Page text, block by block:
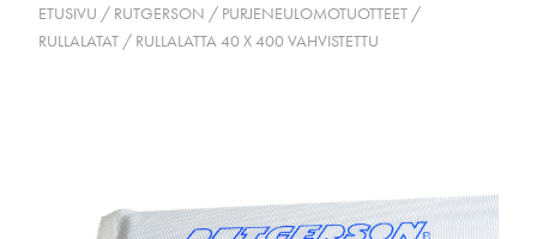
ETUSIVU / RUTGERSON / PURJENEULOMOTUOTTEET /
RULLALATAT / RULLALATTA 40 X 400 VAHVISTETTU